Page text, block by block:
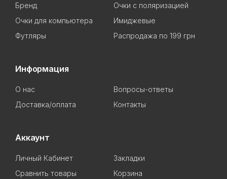
Бренд
Очки с поляризацией
Очки для компьютера
Имиджевые
Футляры
Распродажа по 199 грн
Информация
О нас
Вопросы-ответы
Доставка/оплата
Контакты
Аккаунт
Личный Кабинет
Закладки
Сравнить товары
Корзина